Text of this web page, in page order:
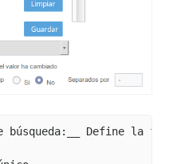
búsqueda:__ Define la